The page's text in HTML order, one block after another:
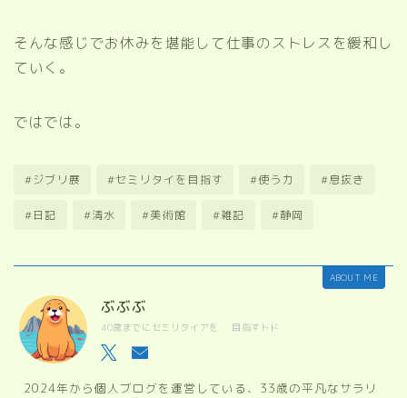
そんな感じでお休みを堪能して仕事のストレスを緩和し
ていく。
ではでは。
#ジブリ展 #セミリタイを目指す #使う力 #息抜き
#日記 #清水 #美術館 #雑記 #静岡
ABOUT ME
ぶぶぶ
40歳までにセミリタイアを 目指すトド
2024年から個人ブログを運営している、33歳の平凡なサラリ